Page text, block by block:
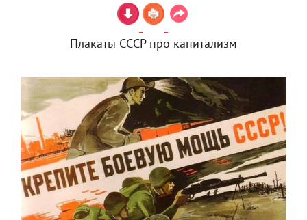
Плакаты СССР про капитализм